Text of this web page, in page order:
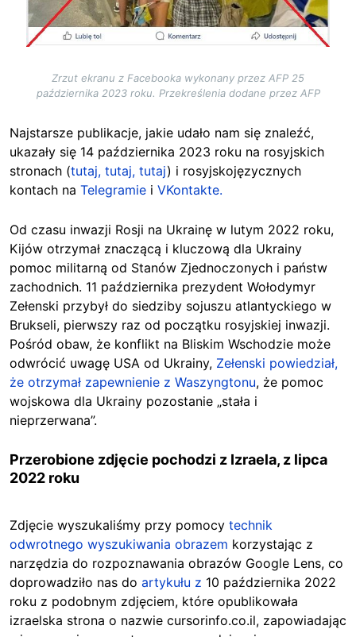
Zrzut ekranu z Facebooka wykonany przez AFP 25
października 2023 roku. Przekreślenia dodane przez AFP
Najstarsze publikacje, jakie udało nam się znaleźć,
ukazały się 14 października 2023 roku na rosyjskich
stronach (tutaj, tutaj, tutaj) i rosyjskojęzycznych
kontach na Telegramie i VKontakte.
Od czasu inwazji Rosji na Ukrainę w lutym 2022 roku,
Kijów otrzymał znaczącą i kluczową dla Ukrainy
pomoc militarną od Stanów Zjednoczonych i państw
zachodnich. 11 października prezydent Wołodymyr
Zełenski przybył do siedziby sojuszu atlantyckiego w
Brukseli, pierwszy raz od początku rosyjskiej inwazji.
Pośród obaw, że konflikt na Bliskim Wschodzie może
odwrócić uwagę USA od Ukrainy, Zełenski powiedział,
że otrzymał zapewnienie z Waszyngtonu, że pomoc
wojskowa dla Ukrainy pozostanie „stała i
nieprzerwana”.
Przerobione zdjęcie pochodzi z Izraela, z lipca
2022 roku
Zdjęcie wyszukaliśmy przy pomocy technik
odwrotnego wyszukiwania obrazem korzystając z
narzędzia do rozpoznawania obrazów Google Lens, co
doprowadziło nas do artykułu z 10 października 2022
roku z podobnym zdjęciem, które opublikowała
izraelska strona o nazwie cursorinfo.co.il, zapowiadając